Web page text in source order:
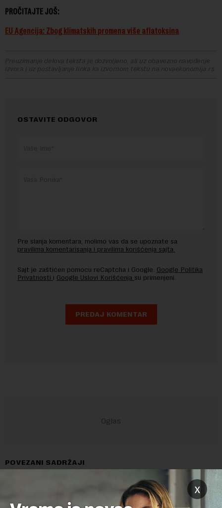
PROČITAJTE JOŠ:
EU Agencija: Zbog klimatskih promena više aflatoksina
Preuzimanje delova teksta je dozvoljeno, ali uz obavezno navođenje
izvora i uz postavljanje linka ka izvornom tekstu na novaekonomija.rs
OSTAVITE ODGOVOR
Pre slanja komentara, molimo vas da se upoznate sa
pravilima komentarisanja i pravilima korišćenja sajta.
Sajt je zaštićen pomocu reCaptcha i Google. Google Politika
Privatnosti i Google Uslovi Korišćenja su primenjeni.
POVEZANI SADRŽAJI
x